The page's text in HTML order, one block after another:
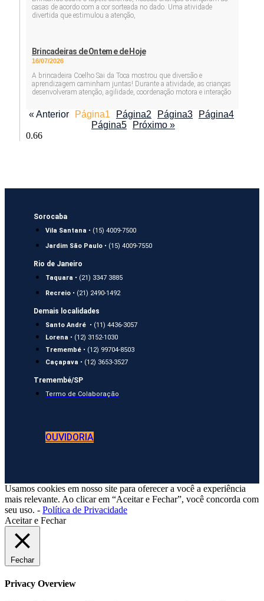
casas de acordo com a cor sorteada no dado. Uma atividade
divertida que estimulou a atenção,
Brincadeiras de Ontem e de Hoje
16/07/2026
A brincadeira Coelho Sai da Toca mostrou que diversão e
aprendizagem caminham juntas! Durante a atividade, as crianças
desenvolveram atenção, agilidade, coordenação motora e interação
« Anterior Página1 Página2 Página3 Página4
Página5 Próximo »
Sorocaba
Vila Santana • (15) 4009-7500
Jardim São Paulo • (15) 4009-7550
Rio de Janeiro
Taquara • (21) 3347 3885
Recreio • (21) 2490-1492
Demais localidades
Santo André • (11) 4436-3057
Lorena • (12) 3152-1030
Tremembé • (12) 99704-8503
Caçapava • (12) 3653-3527
Tremembé/SP
Termo de Colaboração
OUVIDORIA
Usamos cookies em nosso site para oferecer a você a experiência
mais relevante. Ao clicar em “Aceitar e Fechar”, você concorda com
seu uso. - Política de Privacidade
Aceitar e Fechar
Fechar
Privacy Overview